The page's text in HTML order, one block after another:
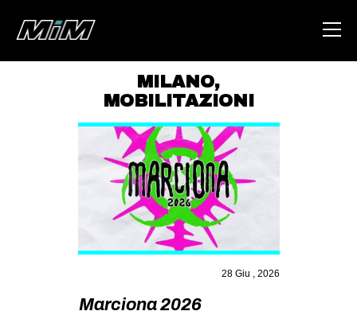
HOME
ABOUT
AREA
DEGENERAZIONE
GAZA FREESTYLE
CSOA LAMBRETTA
STUDENTI TSUNAMI
MILANO,
MOBILITAZIONI
28 Giu , 2026
Marciona 2026